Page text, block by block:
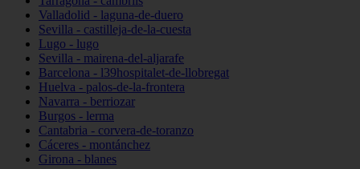
Valladolid - laguna-de-duero
Sevilla - castilleja-de-la-cuesta
Lugo - lugo
Sevilla - mairena-del-aljarafe
Barcelona - l39hospitalet-de-llobregat
Huelva - palos-de-la-frontera
Navarra - berriozar
Burgos - lerma
Cantabria - corvera-de-toranzo
Cáceres - montánchez
Girona - blanes